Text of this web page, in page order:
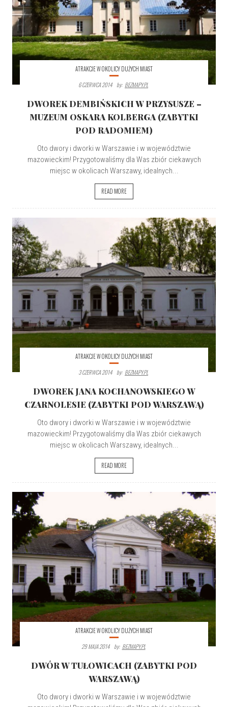
ATRAKCJE W OKOLICY DUŻYCH MIAST
6 CZERWCA 2014 By: BEZMAPY.PL
DWOREK DEMBIŃSKICH W PRZYSUSZE –
MUZEUM OSKARA KOLBERGA (ZABYTKI
POD RADOMIEM)
Oto dwory i dworki w Warszawie i w województwie
mazowieckim! Przygotowaliśmy dla Was zbiór ciekawych
miejsc w okolicach Warszawy, idealnych...
READ MORE
ATRAKCJE W OKOLICY DUŻYCH MIAST
3 CZERWCA 2014
By: BEZMAPY.PL
DWOREK JANA KOCHANOWSKIEGO W
CZARNOLESIE (ZABYTKI POD WARSZAWĄ)
Oto dwory i dworki w Warszawie i w województwie
mazowieckim! Przygotowaliśmy dla Was zbiór ciekawych
miejsc w okolicach Warszawy, idealnych...
READ MORE
ATRAKCJE W OKOLICY DUŻYCH MIAST
29 MAJA 2014
By: BEZMAPY.PL
DWÓR W TUŁOWICACH (ZABYTKI POD
WARSZAWĄ)
Oto dwory i dworki w Warszawie i w województwie